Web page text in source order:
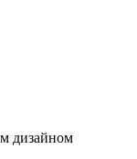
дизайном